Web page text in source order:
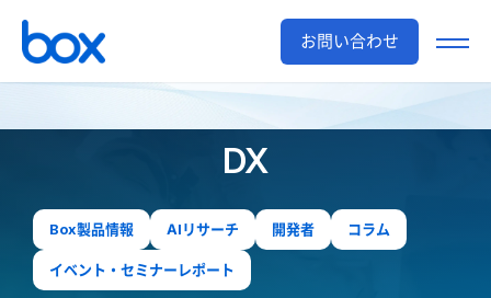
お問い合わせ
DX
Box製品情報 AIリサーチ 開発者 コラム
イベント・セミナーレポート